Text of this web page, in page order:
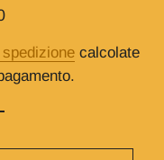
calcolate